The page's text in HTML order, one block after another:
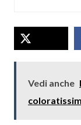
Vedi anche